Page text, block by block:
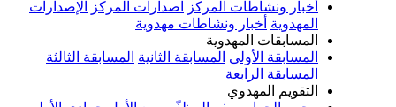
أخبار ونشاطات المركز اصدارات المركز
الإصدارات
المهدوية أخبار ونشاطات مهدوية
المسابقات المهدوية
المسابقة الأولى المسابقة الثانية المسابقة الثالثة
المسابقة الرابعة
التقويم المهدوي